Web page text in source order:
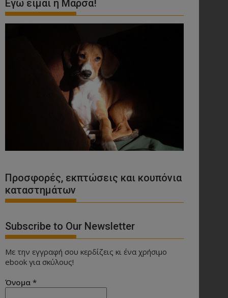
Εγώ είμαι η Μάρσα!
Προσφορές, εκπτώσεις και κουπόνια
καταστημάτων
Subscribe to Our Newsletter
Με την εγγραφή σου κερδίζεις κι ένα χρήσιμο
ebook για σκύλους!
Όνομα *